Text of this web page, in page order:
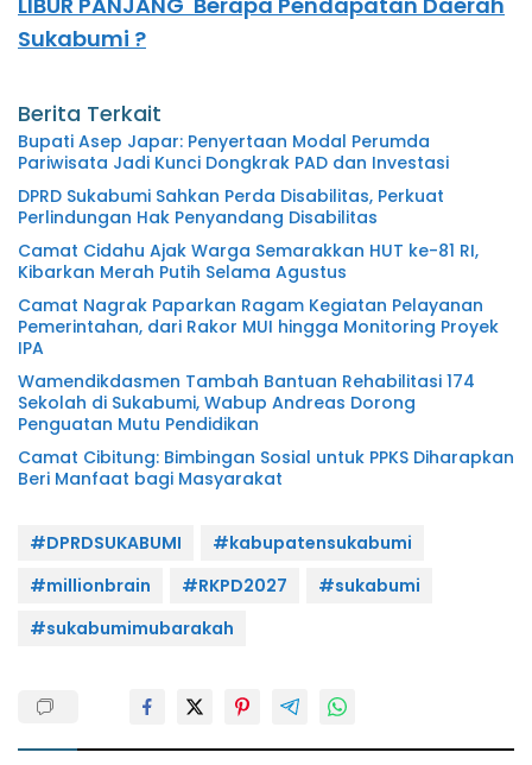
Sukabumi ?
Berita Terkait
Bupati Asep Japar: Penyertaan Modal Perumda
Pariwisata Jadi Kunci Dongkrak PAD dan Investasi
DPRD Sukabumi Sahkan Perda Disabilitas, Perkuat
Perlindungan Hak Penyandang Disabilitas
Camat Cidahu Ajak Warga Semarakkan HUT ke-81 RI,
Kibarkan Merah Putih Selama Agustus
Camat Nagrak Paparkan Ragam Kegiatan Pelayanan
Pemerintahan, dari Rakor MUI hingga Monitoring Proyek
IPA
Wamendikdasmen Tambah Bantuan Rehabilitasi 174
Sekolah di Sukabumi, Wabup Andreas Dorong
Penguatan Mutu Pendidikan
Camat Cibitung: Bimbingan Sosial untuk PPKS Diharapkan
Beri Manfaat bagi Masyarakat
#DPRDSUKABUMI
#kabupatensukabumi
#millionbrain
#RKPD2027
#sukabumi
#sukabumimubarakah